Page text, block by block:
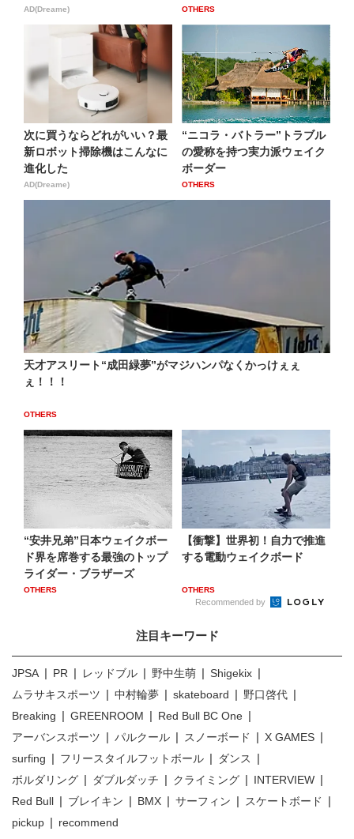
AD(Dreame) OTHERS
次に買うならどれがいい？最
新ロボット掃除機はこんなに
進化した
AD(Dreame)
“ニコラ・バトラー”トラブル
の愛称を持つ実力派ウェイク
ボーダー
OTHERS
天才アスリート“成田緑夢”がマジハンパなくかっけぇぇ
ぇ！！！
OTHERS
“安井兄弟”日本ウェイクボー
ド界を席巻する最強のトップ
ライダー・ブラザーズ
OTHERS
【衝撃】世界初！自力で推進
する電動ウェイクボード
OTHERS
Recommended by
注目キーワード
JPSA PR レッドブル 野中生萌
Shigekix
ムラサキスポーツ
中村輪夢 skateboard
野口啓代
Breaking
GREENROOM
Red Bull BC One
アーバンスポーツ
パルクール スノーボード
X GAMES
surfing
フリースタイルフットボール
ダンス
ボルダリング
ダブルダッチ クライミング
INTERVIEW
Red Bull
ブレイキン BMX サーフィン
スケートボード
pickup
recommend